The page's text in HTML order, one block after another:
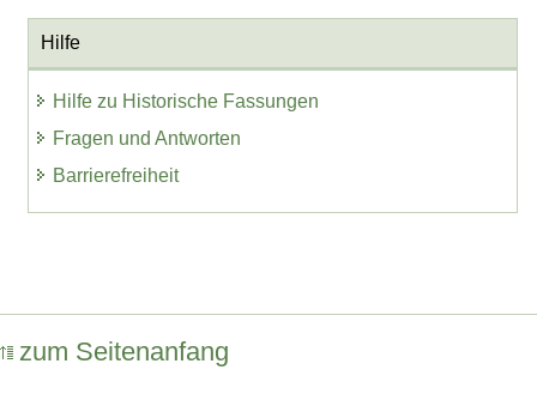
Hilfe
Hilfe zu Historische Fassungen
Fragen und Antworten
Barrierefreiheit
zum Seitenanfang